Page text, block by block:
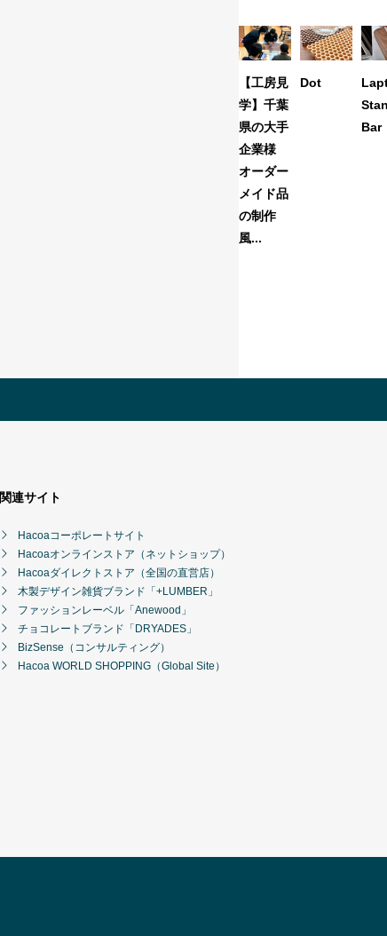
【工房見
学】千葉
県の大手
企業様
オーダー
メイド品
の制作
風...
Dot
Bar
関連サイト
Hacoaコーポレートサイト
Hacoaオンラインストア（ネットショップ）
Hacoaダイレクトストア（全国の直営店）
木製デザイン雑貨ブランド「+LUMBER」
ファッションレーベル「Anewood」
チョコレートブランド「DRYADES」
BizSense（コンサルティング）
Hacoa WORLD SHOPPING（Global Site）